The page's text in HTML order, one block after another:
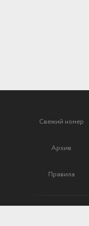
Свежий номер
Архив
Правила